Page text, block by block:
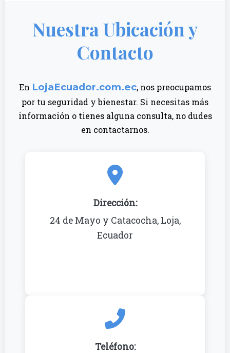
Nuestra Ubicación y
Contacto
En LojaEcuador.com.ec, nos preocupamos
por tu seguridad y bienestar. Si necesitas más
información o tienes alguna consulta, no dudes
en contactarnos.
Dirección:
24 de Mayo y Catacocha, Loja,
Ecuador
Teléfono: